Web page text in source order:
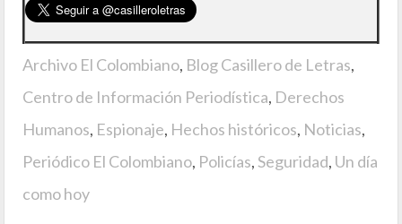
Archivo El Colombiano, Blog Casillero de Letras,
Centro de Información Periodística, Derechos
Humanos, Espionaje, Hechos históricos, Noticias,
Periódico El Colombiano, Policías,Seguridad, Un día
como hoy